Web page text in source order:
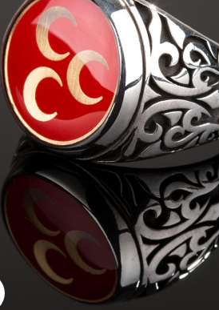
Klicken um zu vergrößern